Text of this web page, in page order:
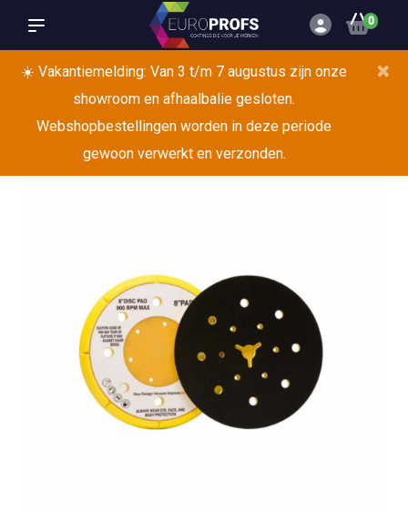
0
☀️ Vakantiemelding: Van 3 t/m 7 augustus zijn onze
showroom en afhaalbalie gesloten.
Webshopbestellingen worden in deze periode
gewoon verwerkt en verzonden.
×